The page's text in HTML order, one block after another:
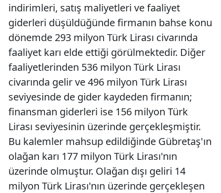
indirimleri, satış maliyetleri ve faaliyet
giderleri düşüldüğünde firmanın bahse konu
dönemde 293 milyon Türk Lirası civarında
faaliyet karı elde ettiği görülmektedir. Diğer
faaliyetlerinden 536 milyon Türk Lirası
civarında gelir ve 496 milyon Türk Lirası
seviyesinde de gider kaydeden firmanın;
finansman giderleri ise 156 milyon Türk
Lirası seviyesinin üzerinde gerçekleşmiştir.
Bu kalemler mahsup edildiğinde Gübretaş'ın
olağan karı 177 milyon Türk Lirası'nın
üzerinde olmuştur. Olağan dışı geliri 14
milyon Türk Lirası'nın üzerinde gerçekleşen